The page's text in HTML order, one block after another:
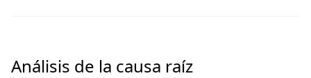
Análisis de la causa raíz